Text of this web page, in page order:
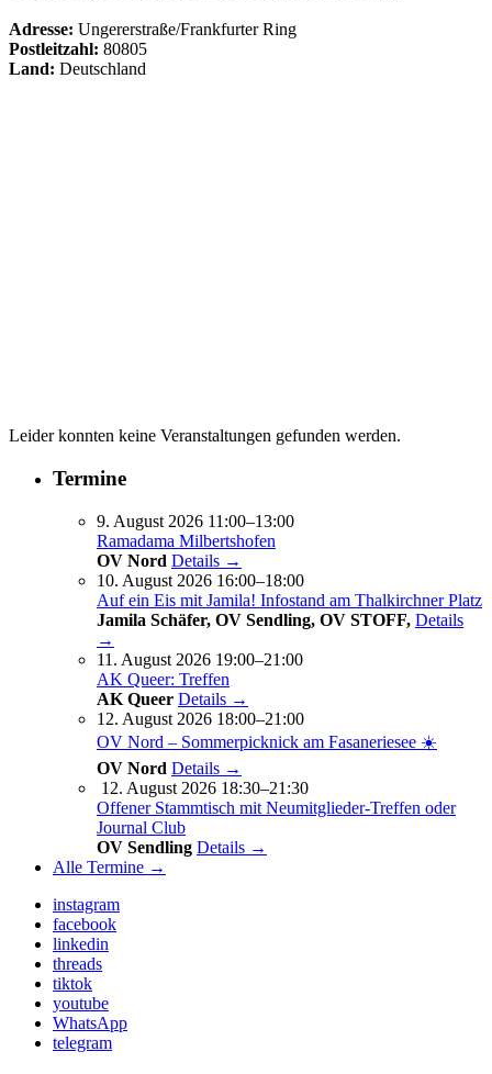
Adresse: Ungererstraße/Frankfurter Ring
Postleitzahl: 80805
Land: Deutschland
Leider konnten keine Veranstaltungen gefunden werden.
Termine
9. August 2026 11:00–13:00
Ramadama Milbertshofen
OV Nord Details →
10. August 2026 16:00–18:00
Auf ein Eis mit Jamila! Infostand am Thalkirchner Platz
Jamila Schäfer, OV Sendling, OV STOFF, Details
→
11. August 2026 19:00–21:00
AK Queer: Treffen
AK Queer Details →
12. August 2026 18:00–21:00
OV Nord – Sommerpicknick am Fasaneriesee ☀️
OV Nord Details →
12. August 2026 18:30–21:30
Offener Stammtisch mit Neumitglieder-Treffen oder
Journal Club
OV Sendling Details →
Alle Termine →
instagram
facebook
linkedin
threads
tiktok
youtube
WhatsApp
telegram